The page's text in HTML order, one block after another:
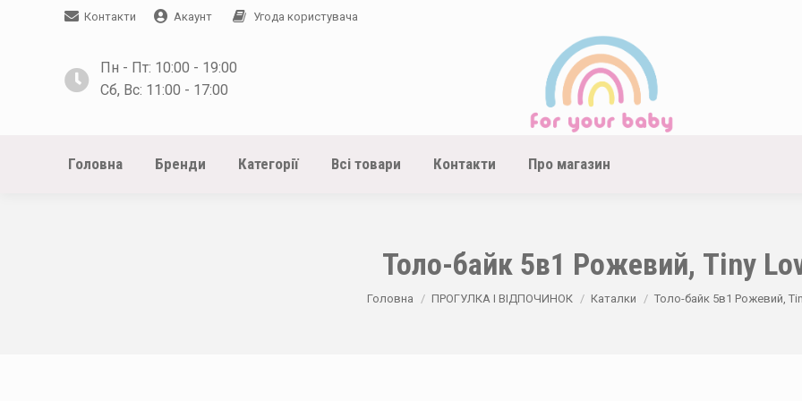
Контакти Акаунт Угода користувача
Пн - Пт: 10:00 - 19:00
Сб, Вс: 11:00 - 17:00
Головна Бренди Категорії Всі товари Контакти Про магазин
Толо-байк 5в1 Рожевий, Tiny
You are here:
Головна ПРОГУЛКА І ВІДПОЧИНОК Каталки Толо-байк 5в1 Рожевий,